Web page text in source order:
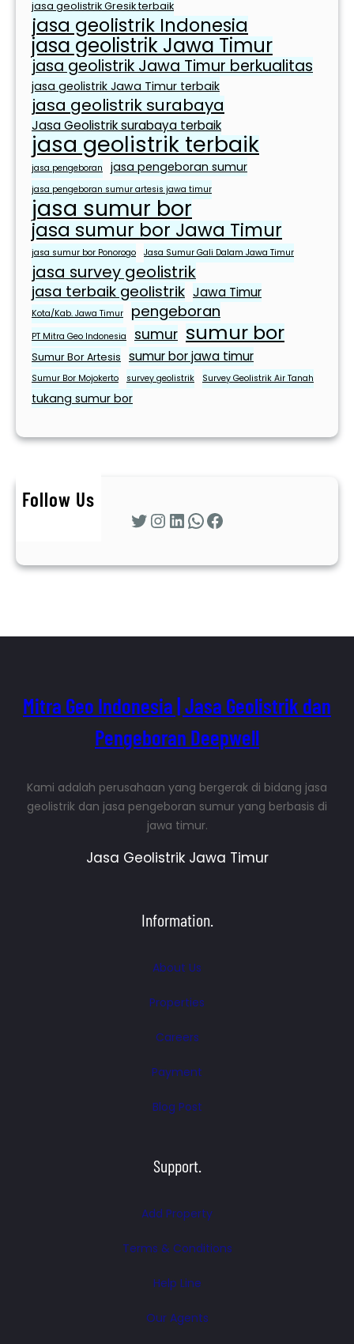
jasa geolistrik Gresik terbaik
jasa geolistrik Indonesia
jasa geolistrik Jawa Timur
jasa geolistrik Jawa Timur berkualitas
jasa geolistrik Jawa Timur terbaik
jasa geolistrik surabaya
Jasa Geolistrik surabaya terbaik
jasa geolistrik terbaik
jasa pengeboran jasa pengeboran sumur
jasa pengeboran sumur artesis jawa timur
jasa sumur bor
jasa sumur bor Jawa Timur
jasa sumur bor Ponorogo Jasa Sumur Gali Dalam Jawa Timur
jasa survey geolistrik
jasa terbaik geolistrik Jawa Timur
Kota/Kab. Jawa Timur pengeboran
PT Mitra Geo Indonesia sumur sumur bor
Sumur Bor Artesis sumur bor jawa timur
Sumur Bor Mojokerto survey geolistrik Survey Geolistrik Air Tanah
tukang sumur bor
Follow Us
Twitter InstagramLinkedIn WhatsApp Facebook
Mitra Geo Indonesia | Jasa Geolistrik dan
Pengeboran Deepwell
Kami adalah perusahaan yang bergerak di bidang jasa
geolistrik dan jasa pengeboran sumur yang berbasis di
jawa timur.
Jasa Geolistrik Jawa Timur
Information.
About Us
Properties
Careers
Payment
Blog Post
Support.
Add Property
Terms & Conditions
Help Line
Our Agents